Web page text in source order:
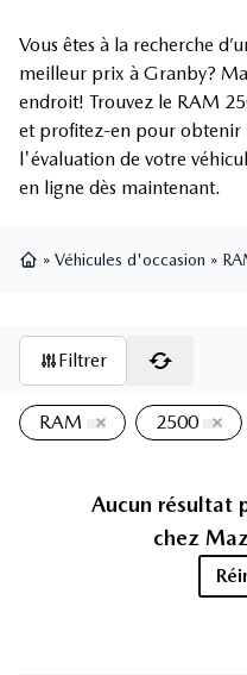
Vous êtes à la recherche
meilleur prix à Granby?
endroit! Trouvez le RAM
et profitez-en pour
l'évaluation de votre
en ligne dès maintenant.
» Véhicules d'occasion »
Filtrer
RAM 2500
Aucun résultat
chez